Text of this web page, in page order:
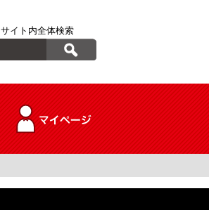
サイト内全体検索